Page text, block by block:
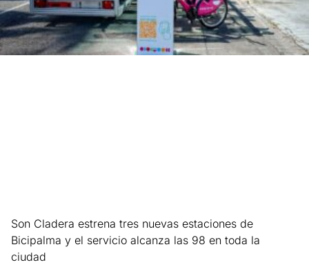
Son Cladera estrena tres nuevas estaciones de
Bicipalma y el servicio alcanza las 98 en toda la
ciudad